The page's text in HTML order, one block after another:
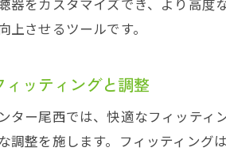
器をカスタマイズでき、より高
上させるツールです。
ィッティングと調整
ター尾西では、快適なフィッティ
調整を施します。フィッティン